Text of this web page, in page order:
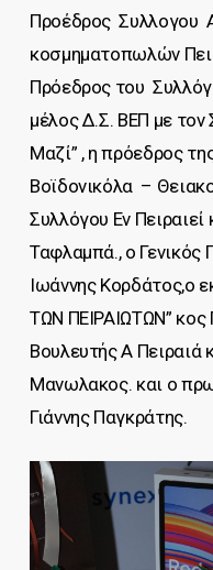
Προέδρος Συλλογου
κοσμηματοπωλών
Πρόεδρος του
μέλος Δ.Σ. ΒΕΠ με τον
Μαζί” , η πρόεδρος
Βοϊδονικόλα –
Συλλόγου Εν
Ταφλαμπά., o Γενικός
Ιωάννης Κορδάτος,o
ΤΩΝ ΠΕΙΡΑΙΩΤΩΝ” κος
Βουλευτής Α Πειραιά
Μανωλακος. και ο
Γιάννης Παγκράτης.